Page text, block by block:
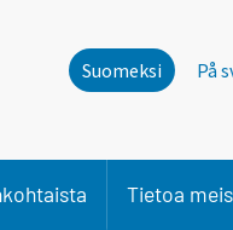
Suomeksi På
Tietoa